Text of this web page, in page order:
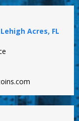
Acres, FL